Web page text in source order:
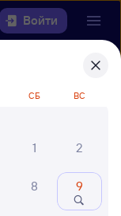
Войти
—СБ ВС
1
2
8 9